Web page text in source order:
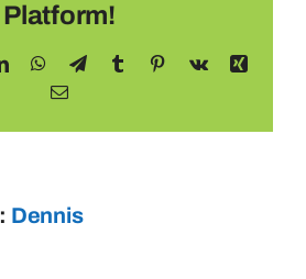
Platform!
LinkedInWhatsApp
TelegramTumblr Pinterest
Vk
Xing
E-
Dennis